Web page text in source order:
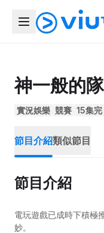
神一般的
實況娛樂 競賽 15集完
節目介紹類似節目
節目介紹
電玩遊戲已成時下積極
妙。